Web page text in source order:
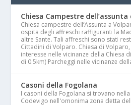
Chiesa Campestre
Chiesa campestre dell’Assunta a
ospita degli affreschi raffiguranti la
altre Sante. Tali affreschi sono stati
Cittadini di Volparo. Chiesa di
interesse nelle vicinanze della Chiesa
di 0.5km) Parcheggi nelle vicinanze
Casoni della Fogolana
I casoni della Fogolana si trovano
Codevigo nell'omonima zona detta